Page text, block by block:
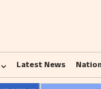
Latest News